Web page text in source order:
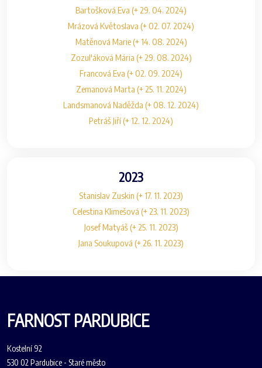
Bartošková Eva (+ 29. 04. 2024)
Mrázová Květoslava (+ 02. 07. 2024)
Matěnová Marie (+ 14. 08. 2024)
Zozul'áková Mária (+ 29. 08. 2024)
Francová Eva (+ 02. 09. 2024)
Zemanová Marta (+ 25. 11. 2024)
Landsmanová Naděžda (+ 08. 12. 2024)
Petráš Jiří (+ 12. 12. 2024)
2023
Stanislav Zuskin (+ 17. 11. 2023)
Celestina Klimešová (+ 23. 11. 2023)
Josef Matyáš (+ 25. 11. 2023)
Jana Soukupová (+ 26. 11. 2023)
FARNOST PARDUBICE
Kostelní 92
530 02 Pardubice - Staré město